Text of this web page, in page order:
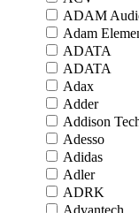
ADAM
Adam
ADATA
ADATA
Adax
Adder
Addison
Adesso
Adidas
Adler
ADRK
Advantech